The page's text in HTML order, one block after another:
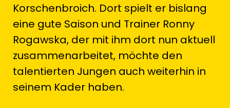
Korschenbroich. Dort spielt er bislang
eine gute Saison und Trainer Ronny
Rogawska, der mit ihm dort nun aktuell
zusammenarbeitet, möchte den
talentierten Jungen auch weiterhin in
seinem Kader haben.